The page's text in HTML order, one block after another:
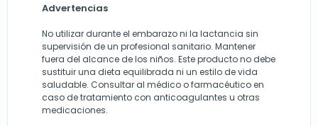
Advertencias
No utilizar durante el embarazo ni la lactancia sin
supervisión de un profesional sanitario. Mantener
fuera del alcance de los niños. Este producto no debe
sustituir una dieta equilibrada ni un estilo de vida
saludable. Consultar al médico o farmacéutico en
caso de tratamiento con anticoagulantes u otras
medicaciones.